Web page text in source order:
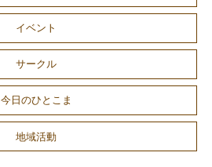
イベント
サークル
今日のひとこま
地域活動